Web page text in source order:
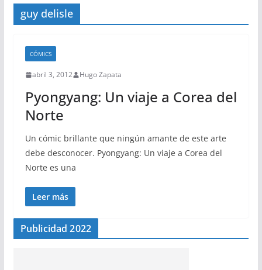
guy delisle
CÓMICS
abril 3, 2012 Hugo Zapata
Pyongyang: Un viaje a Corea del
Norte
Un cómic brillante que ningún amante de este arte
debe desconocer. Pyongyang: Un viaje a Corea del
Norte es una
Leer más
Publicidad 2022